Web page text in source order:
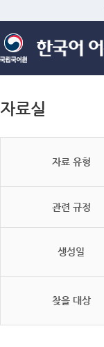
자료실
자료 유형
관련 규정
생성일
찾을 대상